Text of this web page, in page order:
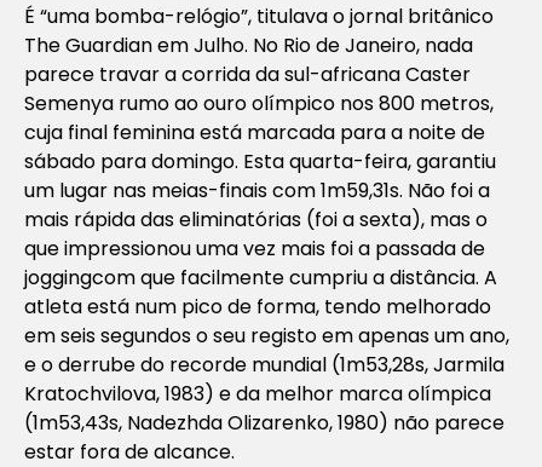
É “uma bomba-relógio”, titulava o jornal britânico
The Guardianem Julho. No Rio de Janeiro, nada
parece travar a corrida da sul-africana Caster
Semenya rumo ao ouro olímpico nos 800 metros,
cuja final feminina está marcada para a noite de
sábado para domingo. Esta quarta-feira, garantiu
um lugar nas meias-finais com 1m59,31s. Não foi a
mais rápida das eliminatórias (foi a sexta), mas o
que impressionou uma vez mais foi a passada de
joggingcom que facilmente cumpriu a distância. A
atleta está num pico de forma, tendo melhorado
em seis segundos o seu registo em apenas um ano,
e o derrube do recorde mundial (1m53,28s, Jarmila
Kratochvilova, 1983) e da melhor marca olímpica
(1m53,43s, Nadezhda Olizarenko, 1980) não parece
estar fora de alcance.